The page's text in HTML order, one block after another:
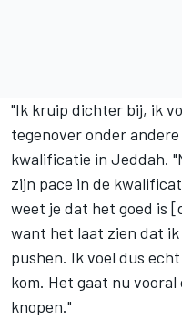
"Ik kruip dichter bij, ik
tegenover onder andere
kwalificatie in Jeddah.
zijn pace in de
weet je dat het goed is
want het laat zien dat
pushen. Ik voel dus
kom. Het gaat nu
knopen."